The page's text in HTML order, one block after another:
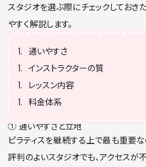
スタジオを選ぶ際にチェックしておき
やすく解説します。
通いやすさ
インストラクターの質
レッスン内容
料金体系
① 通いやすさと立地
ピラティスを継続する上で最も重要
評判のよいスタジオでも、アクセスが